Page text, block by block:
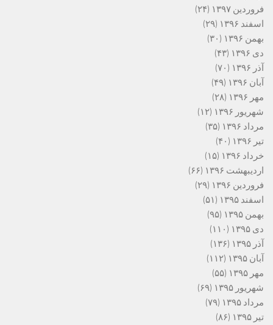
فروردین ۱۳۹۷
(۲۴)
اسفند ۱۳۹۶
(۲۹)
بهمن ۱۳۹۶
(۳۰)
دی ۱۳۹۶
(۴۳)
آذر ۱۳۹۶
(۷۰)
آبان ۱۳۹۶
(۴۹)
مهر ۱۳۹۶
(۲۸)
شهریور ۱۳۹۶
(۱۲)
مرداد ۱۳۹۶
(۳۵)
تیر ۱۳۹۶
(۴۰)
خرداد ۱۳۹۶
(۱۵)
اردیبهشت ۱۳۹۶
(۶۶)
فروردین ۱۳۹۶
(۲۹)
اسفند ۱۳۹۵
(۵۱)
بهمن ۱۳۹۵
(۹۵)
دی ۱۳۹۵
(۱۱۰)
آذر ۱۳۹۵
(۱۳۶)
آبان ۱۳۹۵
(۱۱۲)
مهر ۱۳۹۵
(۵۵)
شهریور ۱۳۹۵
(۶۹)
مرداد ۱۳۹۵
(۷۹)
تیر ۱۳۹۵
(۸۶)